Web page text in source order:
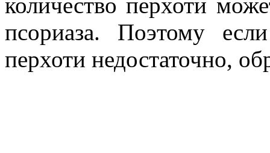
псориаза. Поэтому
перхоти недостаточно,